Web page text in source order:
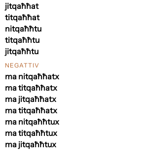
jitqaħħat
titqaħħat
nitqaħħtu
titqaħħtu
jitqaħħtu
NEGATTIV
ma nitqaħħatx
ma titqaħħatx
ma jitqaħħatx
ma titqaħħatx
ma nitqaħħtux
ma titqaħħtux
ma jitqaħħtux